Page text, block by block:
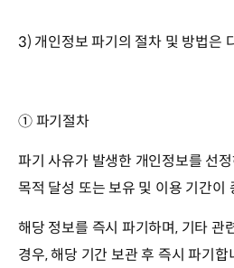
3) 개인정보 파기의 절차 및 방법은
① 파기절차
파기 사유가 발생한 개인정보를 선
목적 달성 또는 보유 및 이용 기간이
해당 정보를 즉시 파기하며, 기타 관
경우, 해당 기간 보관 후 즉시 파기합